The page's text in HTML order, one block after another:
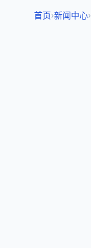
首页›新闻中心›